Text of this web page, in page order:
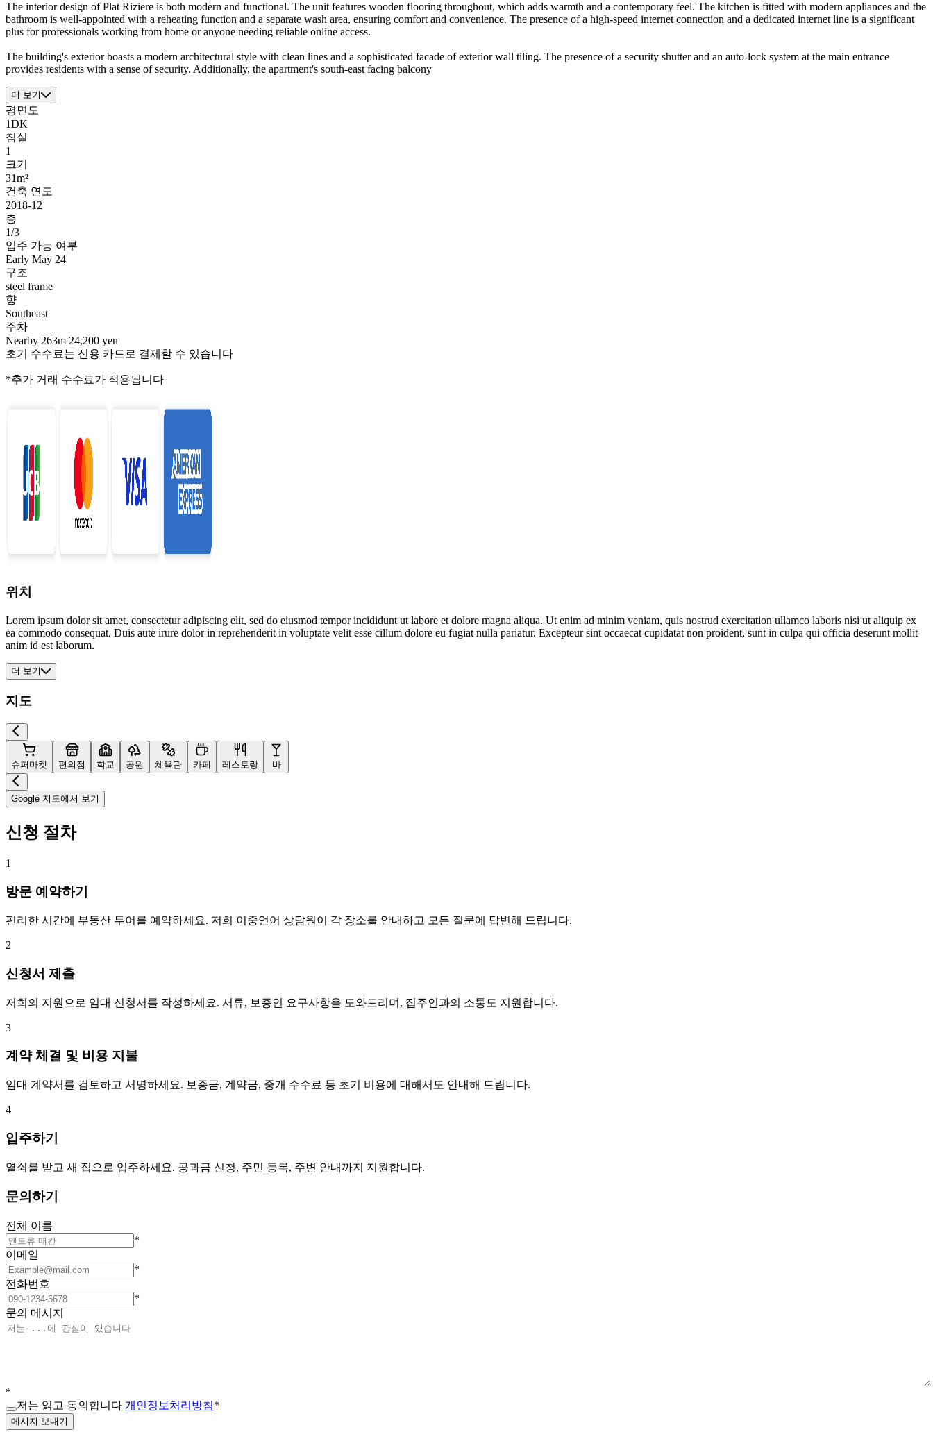
The interior design of Plat Riziere is both modern and functional. The unit features wooden flooring throughout, which adds warmth and a contemporary feel. The kitchen is fitted with modern appliances and the
bathroom is well-appointed with a reheating function and a separate wash area, ensuring comfort and convenience. The presence of a high-speed internet connection and a dedicated internet line is a significant
plus for professionals working from home or anyone needing reliable online access.
The building's exterior boasts a modern architectural style with clean lines and a sophisticated facade of exterior wall tiling. The presence of a security shutter and an auto-lock system at the main entrance
provides residents with a sense of security. Additionally, the apartment's south-east facing balcony
더 보기
평면도
1DK
침실
1
크기
31m²
건축 연도
2018-12
층
1/3
입주 가능 여부
Early May 24
구조
steel frame
향
Southeast
주차
Nearby 263m 24,200 yen
초기 수수료는 신용 카드로 결제할 수 있습니다
*추가 거래 수수료가 적용됩니다
위치
Lorem ipsum dolor sit amet, consectetur adipiscing elit, sed do eiusmod tempor incididunt ut labore et dolore magna aliqua. Ut enim ad minim veniam, quis nostrud exercitation ullamco laboris nisi ut aliquip ex
ea commodo consequat. Duis aute irure dolor in reprehenderit in voluptate velit esse cillum dolore eu fugiat nulla pariatur. Excepteur sint occaecat cupidatat non proident, sunt in culpa qui officia deserunt mollit
anim id est laborum.
더 보기
지도
슈퍼마켓 편의점 학교 공원 체육관 카페 레스토랑 바
Google 지도에서 보기
신청 절차
1
방문 예약하기
편리한 시간에 부동산 투어를 예약하세요. 저희 이중언어 상담원이 각 장소를 안내하고 모든 질문에 답변해 드립니다.
2
신청서 제출
저희의 지원으로 임대 신청서를 작성하세요. 서류, 보증인 요구사항을 도와드리며, 집주인과의 소통도 지원합니다.
3
계약 체결 및 비용 지불
임대 계약서를 검토하고 서명하세요. 보증금, 계약금, 중개 수수료 등 초기 비용에 대해서도 안내해 드립니다.
4
입주하기
열쇠를 받고 새 집으로 입주하세요. 공과금 신청, 주민 등록, 주변 안내까지 지원합니다.
문의하기
전체 이름
*
이메일
*
전화번호
*
문의 메시지
*
저는 읽고 동의합니다 개인정보처리방침*
메시지 보내기